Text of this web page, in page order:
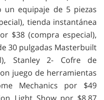
un equipaje de 5 piezas
tienda instantánea
$38 (compra especial),
30 pulgadas Masterbuilt
Stanley 2- Cofre de
juego de herramientas
Mechanics por $49